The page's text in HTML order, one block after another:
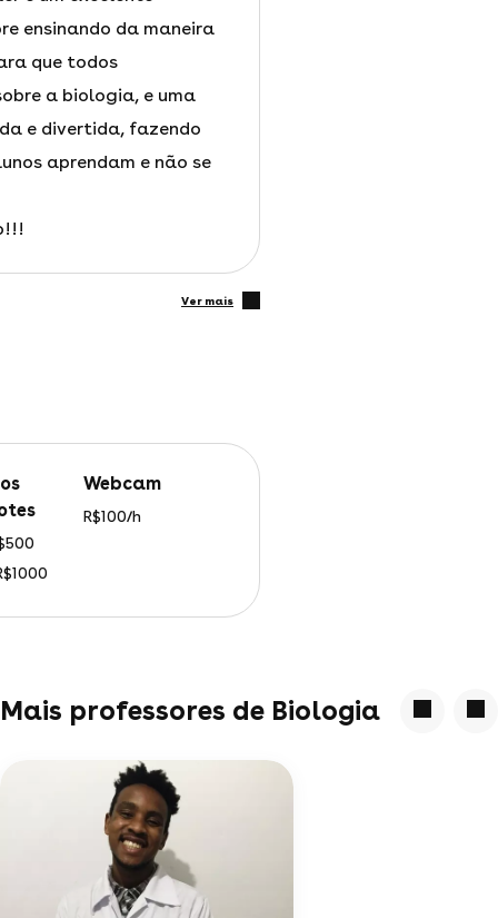
ensinando da maneira
que todos
a biologia, e uma
e divertida, fazendo
aprendam e não se
ver mais
webcam
R$100/h
Mais professores de Biologia